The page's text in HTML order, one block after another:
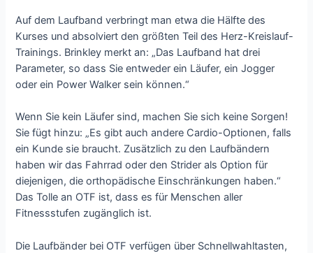
Auf dem Laufband verbringt man etwa die Hälfte des
Kurses und absolviert den größten Teil des Herz-Kreislauf-
Trainings. Brinkley merkt an: „Das Laufband hat drei
Parameter, so dass Sie entweder ein Läufer, ein Jogger
oder ein Power Walker sein können.“
Wenn Sie kein Läufer sind, machen Sie sich keine Sorgen!
Sie fügt hinzu: „Es gibt auch andere Cardio-Optionen, falls
ein Kunde sie braucht. Zusätzlich zu den Laufbändern
haben wir das Fahrrad oder den Strider als Option für
diejenigen, die orthopädische Einschränkungen haben.“
Das Tolle an OTF ist, dass es für Menschen aller
Fitnessstufen zugänglich ist.
Die Laufbänder bei OTF verfügen über Schnellwahltasten,